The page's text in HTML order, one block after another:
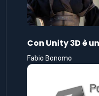
Con Unity 3D è
Fabio Bonomo